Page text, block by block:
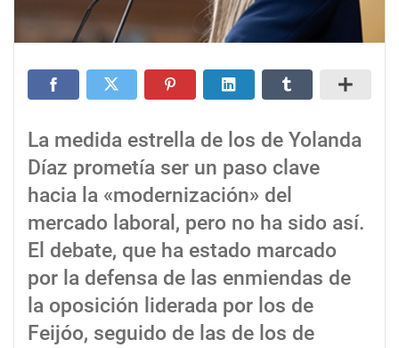
La medida estrella de los de Yolanda
Díaz prometía ser un paso clave
hacia la «modernización» del
mercado laboral, pero no ha sido así.
El debate, que ha estado marcado
por la defensa de las enmiendas de
la oposición liderada por los de
Feijóo, seguido de las de los de